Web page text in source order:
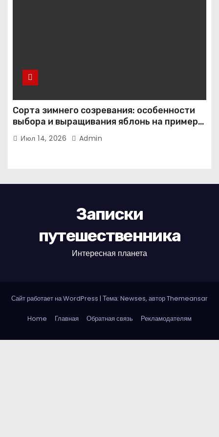
Сорта зимнего созревания: особенности
выбора и выращивания яблонь на примере
иммунного сорта Кандиль орловский
Июл 14, 2026 Admin
Записки
путешественника
Интересная планета
Сайт работает на WordPress | Тема: Newses, авторThemeansar
Home Главная Обратная связь Рекламодателям